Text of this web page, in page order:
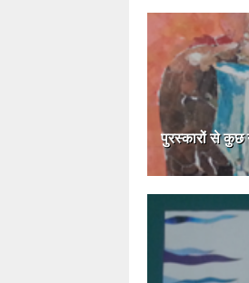
पुरस्कारों से कुछ